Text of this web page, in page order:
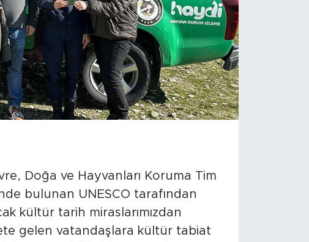
Doğa ve Hayvanları Koruma Tim
bulunan UNESCO tarafından
kültür tarih miraslarımızdan
gelen vatandaşlara kültür tabiat